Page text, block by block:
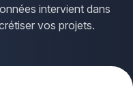
intervient dans
vos projets.